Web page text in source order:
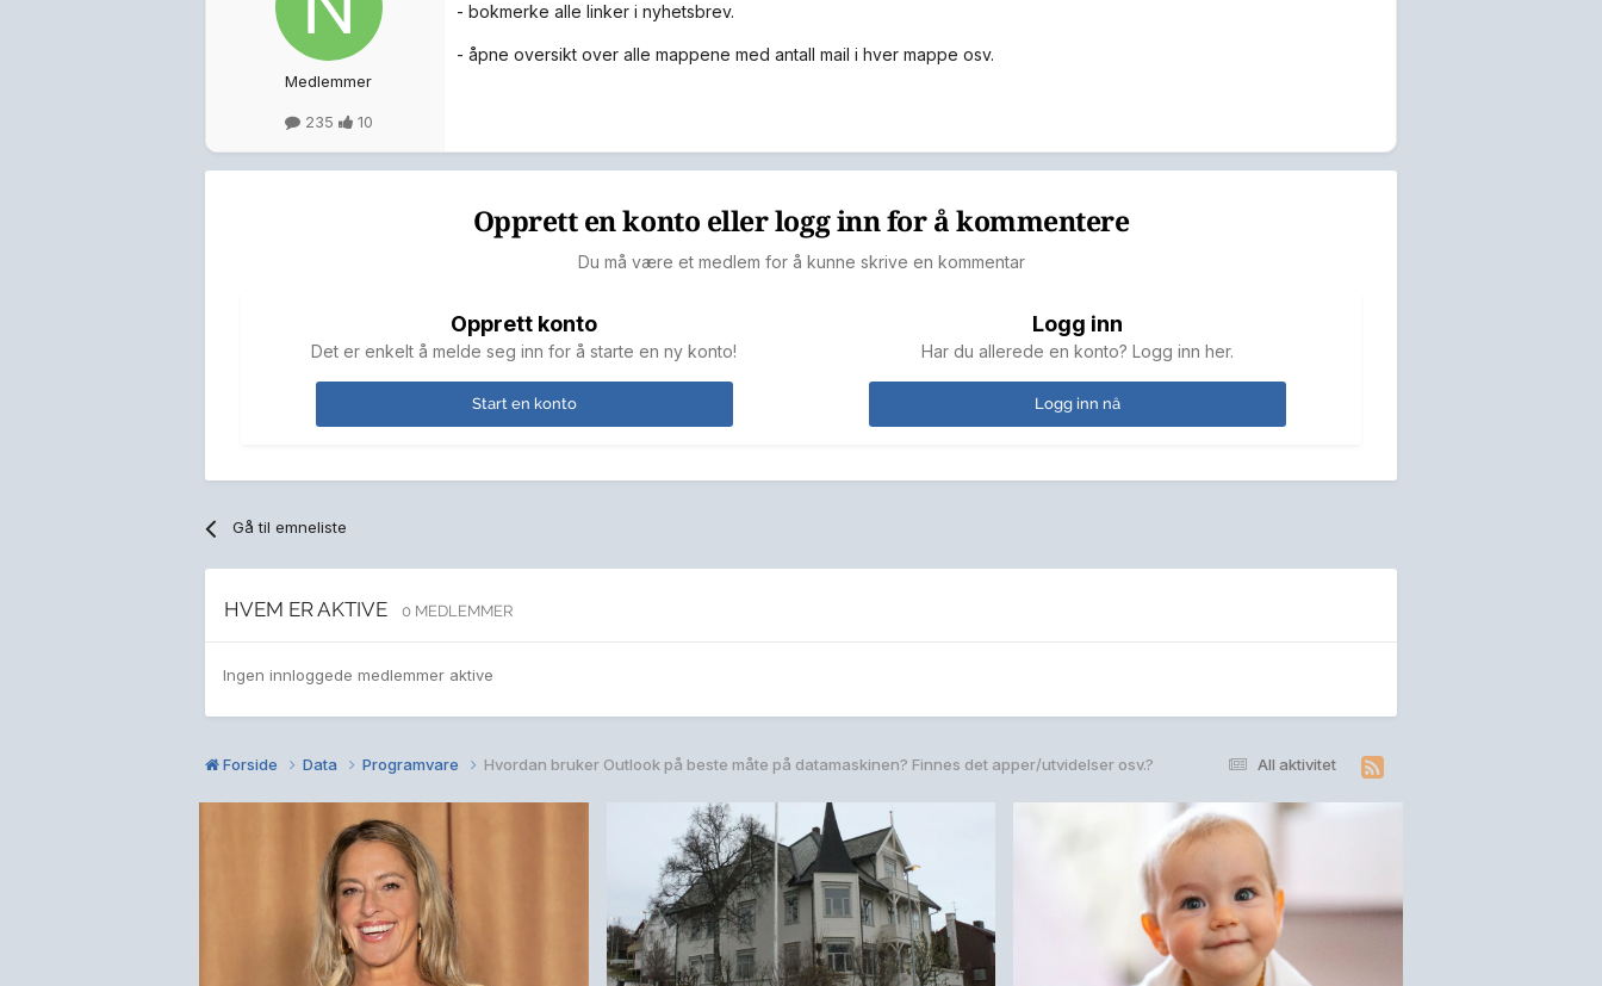
Medlemmer
235 10
- bokmerke alle linker i nyhetsbrev.
- åpne oversikt over alle mappene med antall mail i hver mappe osv.
Opprett en konto eller logg inn for å kommentere
Du må være et medlem for å kunne skrive en kommentar
Opprett konto
Det er enkelt å melde seg inn for å starte en ny konto!
Start en konto
Logg inn
Har du allerede en konto? Logg inn her.
Logg inn nå
Gå til emneliste
HVEM ER AKTIVE 0 MEDLEMMER
Ingen innloggede medlemmer aktive
All aktivitet
Forside Data Programvare Hvordan bruker Outlook på beste måte på datamaskinen? Finnes det apper/utvidelser osv.?